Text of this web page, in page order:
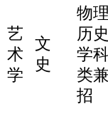
艺
术
学
文
史
物
历
学
类
招